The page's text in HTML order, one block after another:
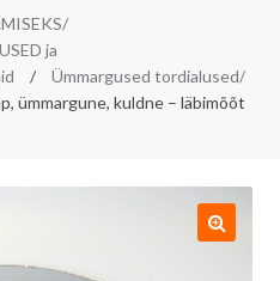
ja
/
Ümmargused tordialused/
ümmargune, kuldne – läbimõõt